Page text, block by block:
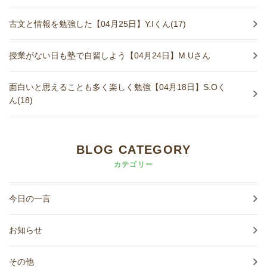
古文と情報を勉強した【04月25日】Y.Iくん(17)
授業がない日も塾で自習しよう【04月24日】M.Uさん
面白いと思えることも多く楽しく勉強【04月18日】S.Oく
ん(18)
BLOG CATEGORY
カテゴリー
今日の一言
お知らせ
その他